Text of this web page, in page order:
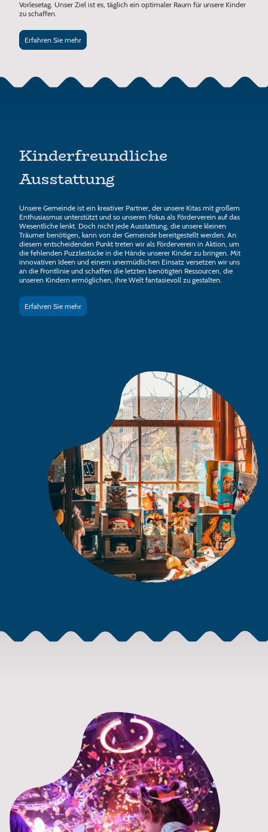
Vorlesetag. Unser Ziel ist es, täglich ein optimaler Raum für unsere Kinder
zu schaffen.
Erfahren Sie mehr
Kinderfreundliche
Ausstattung
Unsere Gemeinde ist ein kreativer Partner, der unsere Kitas mit großem
Enthusiasmus unterstützt und so unseren Fokus als Förderverein auf das
Wesentliche lenkt. Doch nicht jede Ausstattung, die unsere kleinen
Träumer benötigen, kann von der Gemeinde bereitgestellt werden. An
diesem entscheidenden Punkt treten wir als Förderverein in Aktion, um
die fehlenden Puzzlestücke in die Hände unserer Kinder zu bringen. Mit
innovativen Ideen und einem unermüdlichen Einsatz versetzen wir uns
an die Frontlinie und schaffen die letzten benötigten Ressourcen, die
unseren Kindern ermöglichen, ihre Welt fantasievoll zu gestalten.
Erfahren Sie mehr